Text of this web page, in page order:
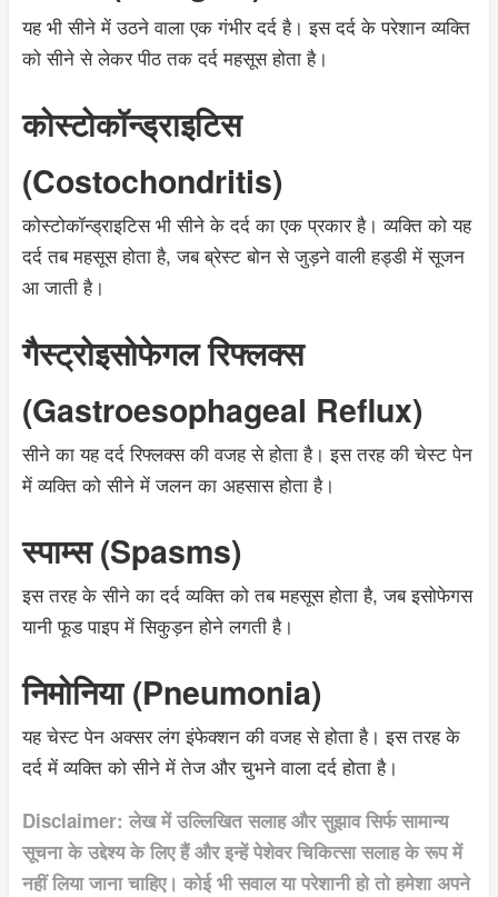
यह भी सीने में उठने वाला एक गंभीर दर्द है। इस दर्द के परेशान व्यक्ति
को सीने से लेकर पीठ तक दर्द महसूस होता है।
कोस्टोकॉन्ड्राइटिस
(Costochondritis)
कोस्टोकॉन्ड्राइटिस भी सीने के दर्द का एक प्रकार है। व्यक्ति को यह
दर्द तब महसूस होता है, जब ब्रेस्ट बोन से जुड़ने वाली हड्डी में सूजन
आ जाती है।
गैस्ट्रोइसोफेगल रिफ्लक्स
(Gastroesophageal Reflux)
सीने का यह दर्द रिफ्लक्स की वजह से होता है। इस तरह की चेस्ट पेन
में व्यक्ति को सीने में जलन का अहसास होता है।
स्पाम्स (Spasms)
इस तरह के सीने का दर्द व्यक्ति को तब महसूस होता है, जब इसोफेगस
यानी फूड पाइप में सिकुड़न होने लगती है।
निमोनिया (Pneumonia)
यह चेस्ट पेन अक्सर लंग इंफेक्शन की वजह से होता है। इस तरह के
दर्द में व्यक्ति को सीने में तेज और चुभने वाला दर्द होता है।
Disclaimer: लेख में उल्लिखित सलाह और सुझाव सिर्फ सामान्य
सूचना के उद्देश्य के लिए हैं और इन्हें पेशेवर चिकित्सा सलाह के रूप में
नहीं लिया जाना चाहिए। कोई भी सवाल या परेशानी हो तो हमेशा अपने